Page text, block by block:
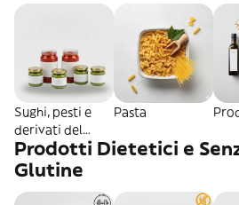
Sughi, pesti e
derivati del
pomodoro
Pasta
Prodotti Dietetici e
Glutine